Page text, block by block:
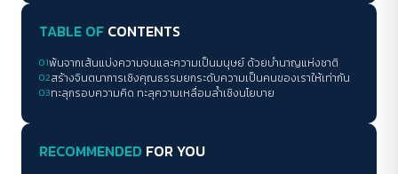
TABLE OF CONTENTS
01พ้นจากเส้นแบ่งความจนและความเป็นมนุษย์ ด้วยบำนาญแห่งชาติ
02สร้างจินตนาการเชิงคุณธรรมยกระดับความเป็นคนของเราให้เท่ากัน
03ทะลุกรอบความคิด ทะลุความเหลื่อมล้ำเชิงนโยบาย
RECOMMENDED FOR YOU